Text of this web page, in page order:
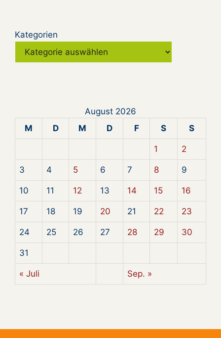
Kategorien
August 2026
M
D M D F S S
1 2
3 4 5 6 7 8 9
10 11 12 13 14 15 16
17 18 19 20 21 22 23
24 25 26 27 28 29 30
31
« Juli Sep. »